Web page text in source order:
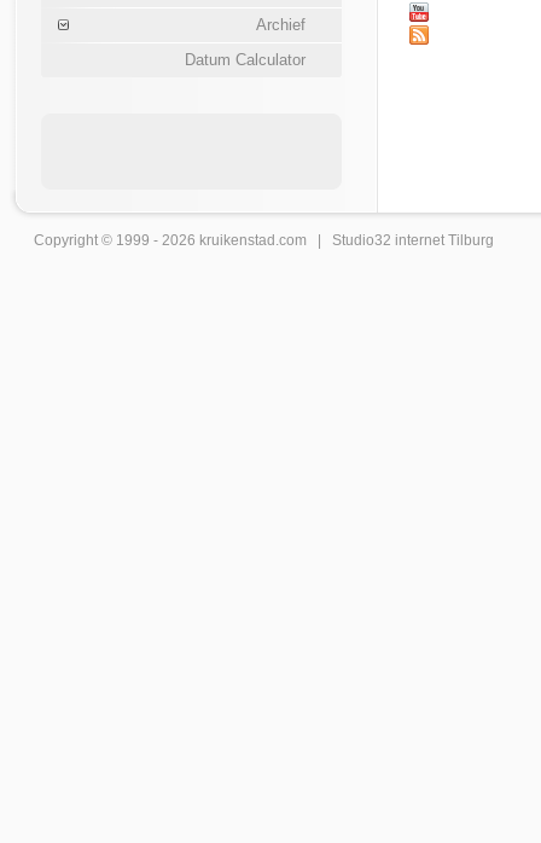
Archief
Datum Calculator
Copyright © 1999 - 2026 kruikenstad .com | Studio32 internet Tilburg